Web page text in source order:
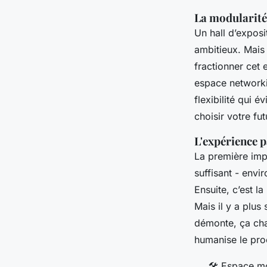
La modularité
Un hall
ambitieux.
fractionner cet
espace
flexibilité qui
choisir votre
L'expérience
La première
suffisant -
Ensuite, c’est
Mais il y a plus
démonte, ça
humanise le